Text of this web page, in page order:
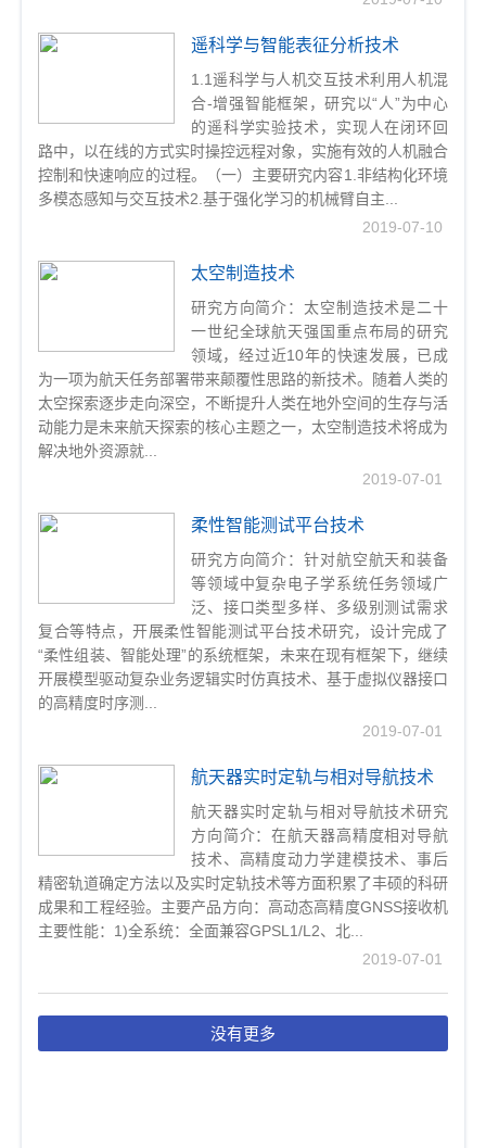
遥科学与智能表征分析技术
1.1遥科学与人机交互技术利用人机混
合-增强智能框架，研究以“人”为中心
的遥科学实验技术，实现人在闭环回
路中，以在线的方式实时操控远程对象，实施有效的人机融合
控制和快速响应的过程。（一）主要研究内容1.非结构化环境
多模态感知与交互技术2.基于强化学习的机械臂自主...
2019-07-10
太空制造技术
研究方向简介：太空制造技术是二十
一世纪全球航天强国重点布局的研究
领域，经过近10年的快速发展，已成
为一项为航天任务部署带来颠覆性思路的新技术。随着人类的
太空探索逐步走向深空，不断提升人类在地外空间的生存与活
动能力是未来航天探索的核心主题之一，太空制造技术将成为
解决地外资源就...
2019-07-01
柔性智能测试平台技术
研究方向简介：针对航空航天和装备
等领域中复杂电子学系统任务领域广
泛、接口类型多样、多级别测试需求
复合等特点，开展柔性智能测试平台技术研究，设计完成了
“柔性组装、智能处理”的系统框架，未来在现有框架下，继续
开展模型驱动复杂业务逻辑实时仿真技术、基于虚拟仪器接口
的高精度时序测...
2019-07-01
航天器实时定轨与相对导航技术
航天器实时定轨与相对导航技术研究
方向简介：在航天器高精度相对导航
技术、高精度动力学建模技术、事后
精密轨道确定方法以及实时定轨技术等方面积累了丰硕的科研
成果和工程经验。主要产品方向：高动态高精度GNSS接收机
主要性能：1)全系统：全面兼容GPSL1/L2、北...
2019-07-01
没有更多